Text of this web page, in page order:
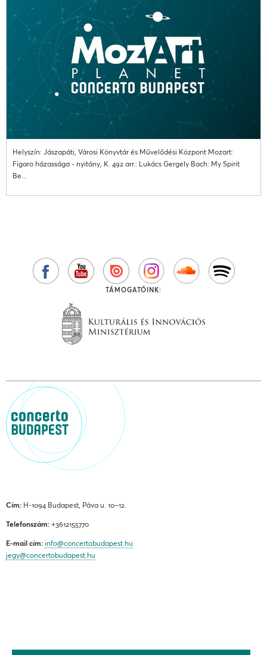
Helyszín: Jászapáti, Városi Könyvtár és Művelődési Központ Mozart:
Figaro házassága - nyitány, K. 492 arr.: Lukács Gergely Bach: My Spirit
Be...
TÁMOGATÓINK:
Cím: H-1094 Budapest, Páva u. 10–12.
Telefonszám: +3612155770
E-mail cím: info@concertobudapest.hu
jegy@concertobudapest.hu